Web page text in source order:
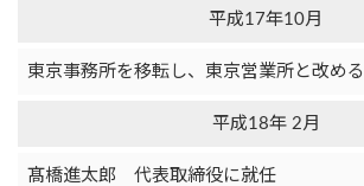
平成17年10月
東京事務所を移転し、東京営業所と改める
平成18年 2月
髙橋進太郎 代表取締役に就任